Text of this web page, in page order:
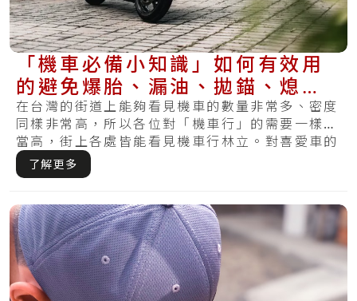
「機車必備小知識」如何有效用
的避免爆胎、漏油、拋錨、熄火
再次發生？
在台灣的街道上能夠看見機車的數量非常多、密度
同樣非常高，所以各位對「機車行」的需要一樣相
當高，街上各處皆能看見機車行林立。對喜愛車的
機車.....
了解更多